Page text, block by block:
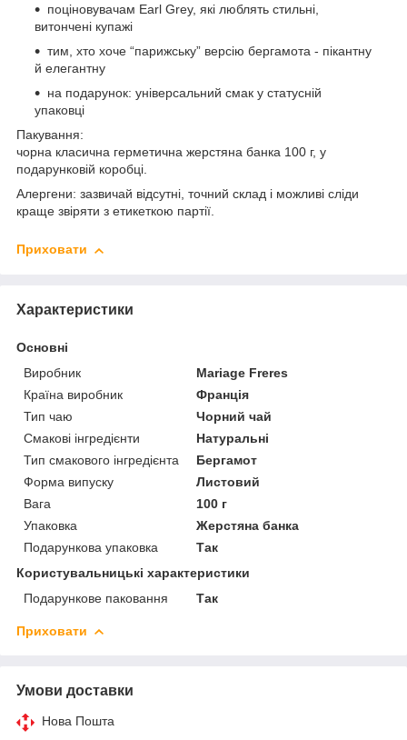
поціновувачам Earl Grey, які люблять стильні,
витончені купажі
тим, хто хоче “парижську” версію бергамота - пікантну
й елегантну
на подарунок: універсальний смак у статусній
упаковці
Пакування:
чорна класична герметична жерстяна банка 100 г, у
подарунковій коробці.
Алергени: зазвичай відсутні, точний склад і можливі сліди
краще звіряти з етикеткою партії.
Приховати
Характеристики
Основні
Виробник
Mariage Freres
Країна виробник
Франція
Тип чаю
Чорний чай
Смакові інгредієнти
Натуральні
Тип смакового інгредієнта
Бергамот
Форма випуску
Листовий
Вага
100 г
Упаковка
Жерстяна банка
Подарункова упаковка
Так
Користувальницькі характеристики
Подарункове паковання
Так
Приховати
Умови доставки
Нова Пошта